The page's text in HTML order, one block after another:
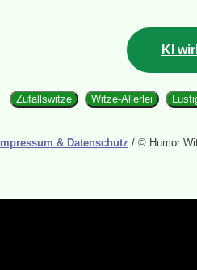
KI
Zufallswitze Witze-Allerlei
Impressum & Datenschutz / © Humor